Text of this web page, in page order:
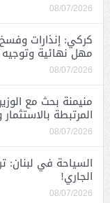
08/07/2026
كركي: إنذارات
مهل نهائية وتوجيه
08/07/2026
منيمنة بحث مع
المرتبطة
08/07/2026
السياحة في لبنان:
الجاري!
08/07/2026